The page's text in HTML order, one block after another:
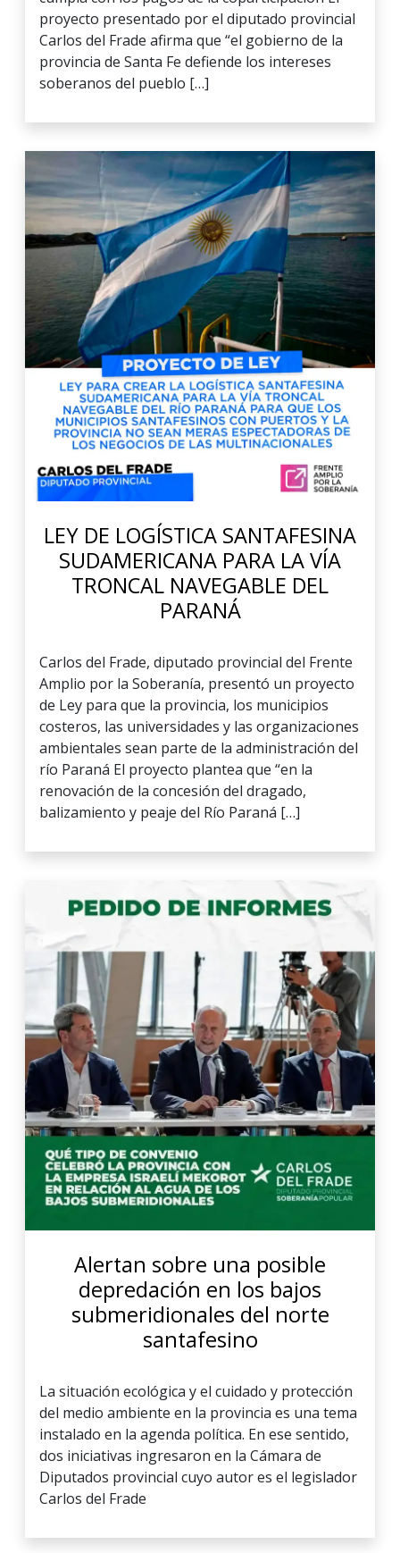
proyecto presentado por el diputado provincial
Carlos del Frade afirma que “el gobierno de la
provincia de Santa Fe defiende los intereses
soberanos del pueblo […]
LEY DE LOGÍSTICA SANTAFESINA
SUDAMERICANA PARA LA VÍA
TRONCAL NAVEGABLE DEL
PARANÁ
Carlos del Frade, diputado provincial del Frente
Amplio por la Soberanía, presentó un proyecto
de Ley para que la provincia, los municipios
costeros, las universidades y las organizaciones
ambientales sean parte de la administración del
río Paraná El proyecto plantea que “en la
renovación de la concesión del dragado,
balizamiento y peaje del Río Paraná […]
Alertan sobre una posible
depredación en los bajos
submeridionales del norte
santafesino
La situación ecológica y el cuidado y protección
del medio ambiente en la provincia es una tema
instalado en la agenda política. En ese sentido,
dos iniciativas ingresaron en la Cámara de
Diputados provincial cuyo autor es el legislador
Carlos del Frade